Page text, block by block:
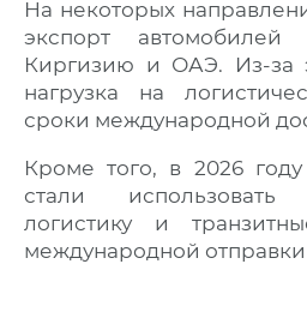
На некоторых
экспорт
Киргизию и ОАЭ. Из-за
нагрузка на
сроки международной
Кроме того, в 2026
стали использовать
логистику и
международной